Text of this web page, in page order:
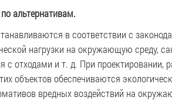
альтернативам.
в соответствии с
нагрузки на окружающую среду,
отходами и т. д. При проектировании,
объектов обеспечиваются
вредных воздействий на